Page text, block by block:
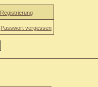
Registrierung
Passwort vergessen